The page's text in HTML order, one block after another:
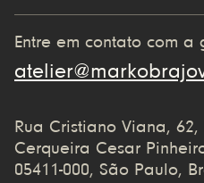
Entre em contato com a
Rua Cristiano Viana,
Cerqueira Cesar
05411-000, São Paulo,